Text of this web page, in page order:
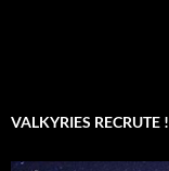
VALKYRIES RECRUTE !